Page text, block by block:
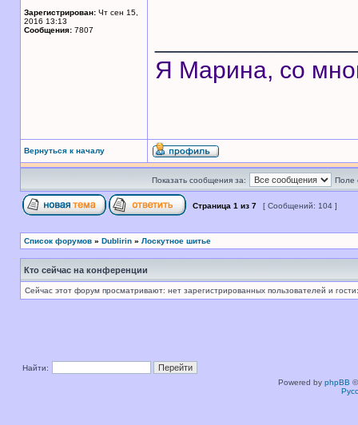
Зарегистрирован: Чт сен 15,
2016 13:13
Сообщения: 7807
Я Марина, со
Вернуться к началу
Показать сообщения за: Поле
Страница 1 из 7 [ Сообщений: 104 ]
Список форумов » Dublirin » Лоскутное шитье
Кто сейчас на конференции
Сейчас этот форум просматривают: нет зарегистрированных пользователей и
Найти:
Powered by phpBB